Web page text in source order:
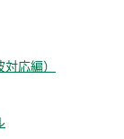
応編）